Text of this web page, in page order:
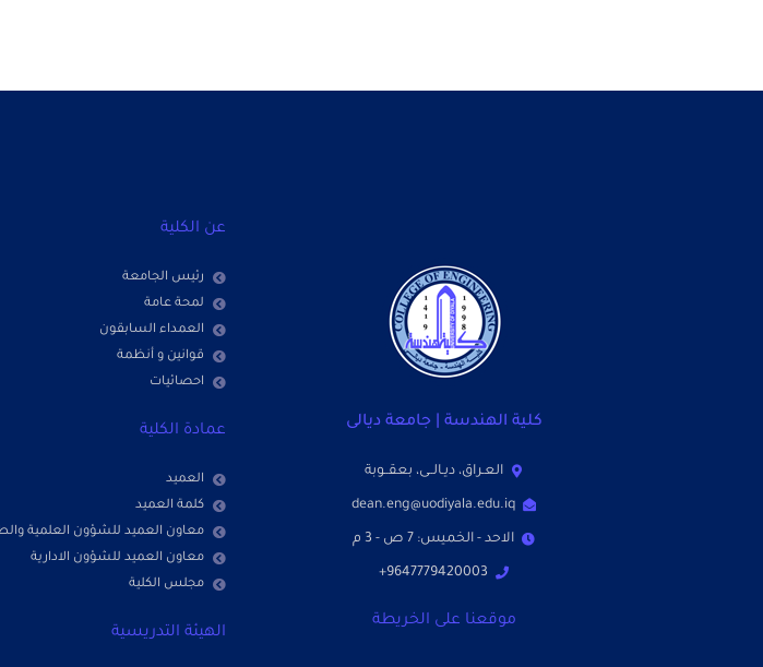
كلية الهندسة | جامعة ديالى
العـراق، ديـالــى، بعقــوبة
dean.eng@uodiyala.edu.iq
الاحد - الخميس: 7 ص - 3 م
9647779420003+
موقعنا على الخريطة
عن الكلية
رئيس الجامعة
لمحة عامة
العمداء السابقون
قوانين و أنظمة
احصائيات
عمادة الكلية
العميد
كلمة العميد
معاون العميد للشؤون العلمية
معاون العميد للشؤون الادارية
مجلس الكلية
الهيئة التدريسية